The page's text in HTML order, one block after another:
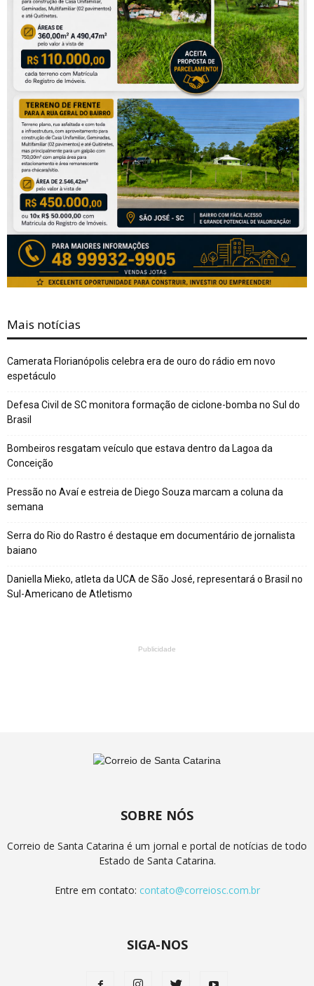
Mais notícias
Camerata Florianópolis celebra era de ouro do rádio em novo
espetáculo
Defesa Civil de SC monitora formação de ciclone-bomba no Sul do
Brasil
Bombeiros resgatam veículo que estava dentro da Lagoa da
Conceição
Pressão no Avaí e estreia de Diego Souza marcam a coluna da
semana
Serra do Rio do Rastro é destaque em documentário de jornalista
baiano
Daniella Mieko, atleta da UCA de São José, representará o Brasil no
Sul-Americano de Atletismo
Publicidade
SOBRE NÓS
Correio de Santa Catarina é um jornal e portal de notícias de todo
Estado de Santa Catarina.
Entre em contato: contato@correiosc.com.br
SIGA-NOS